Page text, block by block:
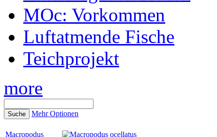
MOc: Vorkommen
Luftatmende Fische
Teichprojekt
more
Mehr Optionen
Macropodus